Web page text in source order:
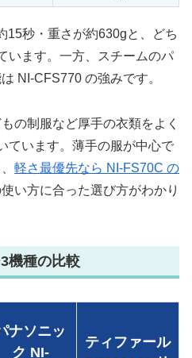
15秒・重さが約630gと、どち
います。一方、スチームのパ
NI-CFS770 の強みです。
の制服など厚手の衣類をよく
ています。薄手の服が中心で
軽さ最優先なら NI-FS70C の
い方に合った選び方がわかり
機種の比較
ナソニッ
ク NI-
ティファール